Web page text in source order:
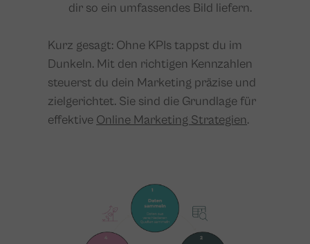
dir so ein umfassendes Bild liefern.
Kurz gesagt: Ohne KPIs tappst du im
Dunkeln. Mit den richtigen Kennzahlen
steuerst du dein Marketing präzise und
zielgerichtet. Sie sind die Grundlage für
effektive Online Marketing Strategien.